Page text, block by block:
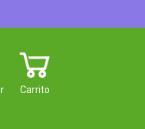
Carrito